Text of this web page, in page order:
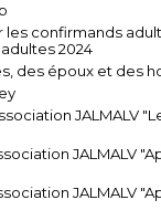
les confirmands
2024
des époux et des
JALMALV
JALMALV
JALMALV